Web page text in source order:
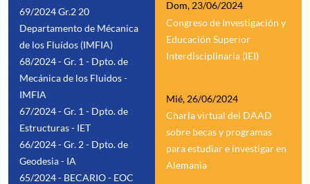
69/2024 Gr.2 20
Departamento de Mécanica
de los Fluídos (IMFIA)
68/2024 - Gr. 1 - Dpto. de
Mecánica de los Fluidos -
IMFIA
67/2024 - Gr. 1 - Dpto. de
Estructuras - IET
66/2024 - Gr. 2 - Dpto. de
Geodesia - IA
65/2024 - BECARIO - EOC
Dom, 23/06/2024
Congreso de Investigación y
Educación Superior
Interdisciplinaria (IEI)
Mié, 26/06/2024
Charla virtual del DAAD
sobre becas y programas
para estudiar e investigar en
Alemania